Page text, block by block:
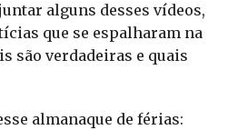
alguns desses vídeos,
que se espalharam na
são verdadeiras e quais
almanaque de férias: